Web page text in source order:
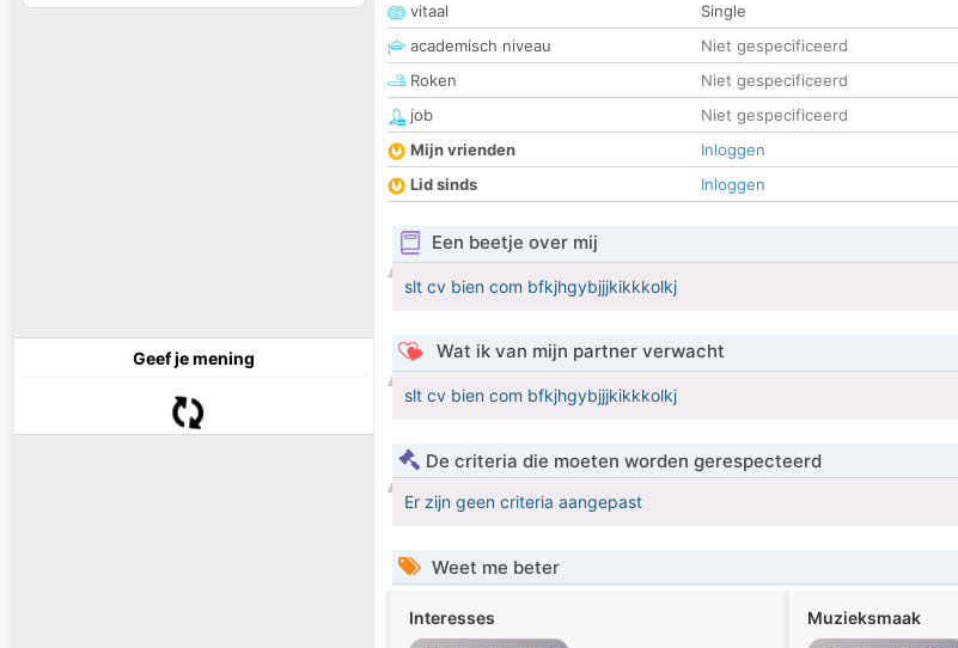
Geef je mening
vitaal
Single
academisch niveau
Niet gespecificeerd
Roken
Niet gespecificeerd
job
Niet gespecificeerd
Mijn vrienden
Inloggen
Lid sinds
Inloggen
Een beetje over mij
slt cv bien com bfkjhgybjjjkikkkolkj
Wat ik van mijn partner verwacht
slt cv bien com bfkjhgybjjjkikkkolkj
De criteria die moeten worden gerespecteerd
Er zijn geen criteria aangepast
Weet me beter
Interesses Muzieksmaak